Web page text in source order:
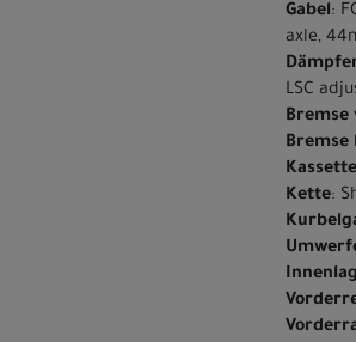
Gabel:
axle,
LSC
Bremse
Bremse
Kassette
Kette: